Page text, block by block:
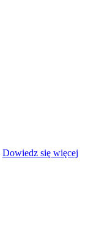
Dowiedz się więcej